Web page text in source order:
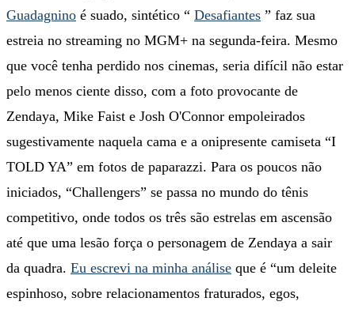
Guadagnino é suado, sintético “ Desafiantes ” faz sua
estreia no streaming no MGM+ na segunda-feira. Mesmo
que você tenha perdido nos cinemas, seria difícil não estar
pelo menos ciente disso, com a foto provocante de
Zendaya, Mike Faist e Josh O'Connor empoleirados
sugestivamente naquela cama e a onipresente camiseta “I
TOLD YA” em fotos de paparazzi. Para os poucos não
iniciados, “Challengers” se passa no mundo do tênis
competitivo, onde todos os três são estrelas em ascensão
até que uma lesão força o personagem de Zendaya a sair
da quadra. Eu escrevi na minha análise que é “um deleite
espinhoso, sobre relacionamentos fraturados, egos,